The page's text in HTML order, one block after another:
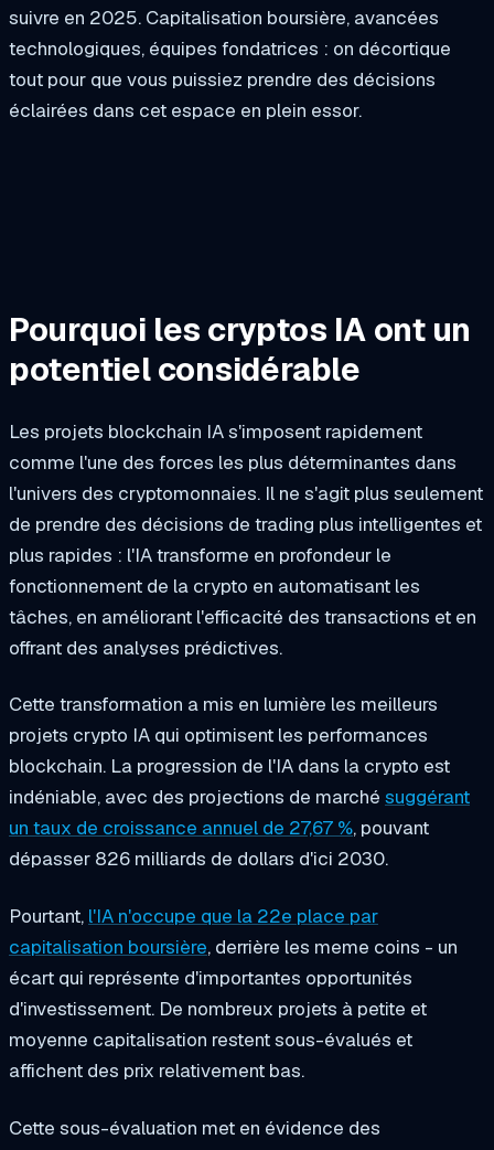
suivre en 2025. Capitalisation boursière, avancées
technologiques, équipes fondatrices : on décortique
tout pour que vous puissiez prendre des décisions
éclairées dans cet espace en plein essor.
Pourquoi les cryptos IA ont un
potentiel considérable
Les projets blockchain IA s'imposent rapidement
comme l'une des forces les plus déterminantes dans
l'univers des cryptomonnaies. Il ne s'agit plus seulement
de prendre des décisions de trading plus intelligentes et
plus rapides : l'IA transforme en profondeur le
fonctionnement de la crypto en automatisant les
tâches, en améliorant l'efficacité des transactions et en
offrant des analyses prédictives.
Cette transformation a mis en lumière les meilleurs
projets crypto IA qui optimisent les performances
blockchain. La progression de l'IA dans la crypto est
indéniable, avec des projections de marché suggérant
un taux de croissance annuel de 27,67 %, pouvant
dépasser 826 milliards de dollars d'ici 2030.
Pourtant, l'IA n'occupe que la 22e place par
capitalisation boursière, derrière les meme coins - un
écart qui représente d'importantes opportunités
d'investissement. De nombreux projets à petite et
moyenne capitalisation restent sous-évalués et
affichent des prix relativement bas.
Cette sous-évaluation met en évidence des